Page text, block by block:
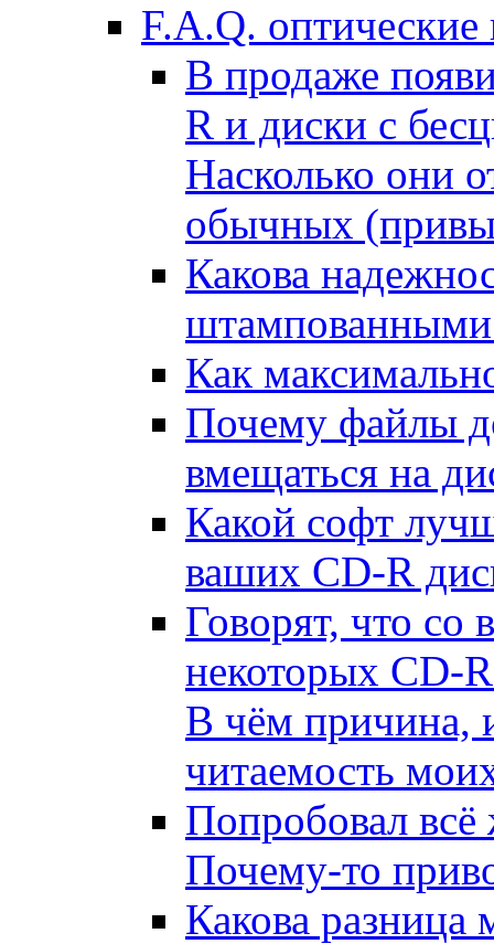
F.A.Q.
В продаже
R и диски с
Насколько они
обычных
Какова
Как
Почему файлы
вмещаться на
Какой софт
ваших CD-R
Говорят, что
некоторых CD-R
В чём причина,
читаемость
Попробовал
Почему-то
Какова